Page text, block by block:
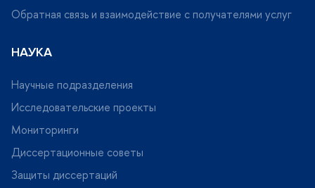
Обратная связь и взаимодействие с получателями услу
НАУКА
Научные подразделения
Исследовательские проекты
Мониторинги
Диссертационные советы
Защиты диссертаций